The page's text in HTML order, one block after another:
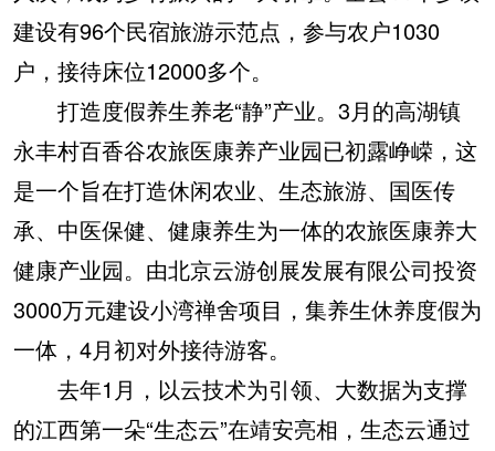
建设有96个民宿旅游示范点，参与农户1030
户，接待床位12000多个。
打造度假养生养老“静”产业。3月的高湖镇
永丰村百香谷农旅医康养产业园已初露峥嵘，这
是一个旨在打造休闲农业、生态旅游、国医传
承、中医保健、健康养生为一体的农旅医康养大
健康产业园。由北京云游创展发展有限公司投资
3000万元建设小湾禅舍项目，集养生休养度假为
一体，4月初对外接待游客。
去年1月，以云技术为引领、大数据为支撑
的江西第一朵“生态云”在靖安亮相，生态云通过